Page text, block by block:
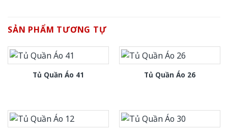
SẢN PHẨM TƯƠNG TỰ
Tủ Quần Áo 41 Tủ Quần Áo 26